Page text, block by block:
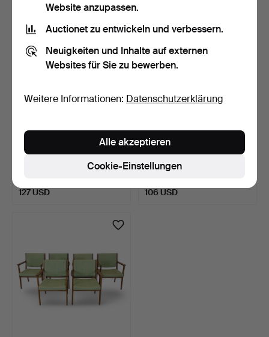
STÜHLE, 4 Stk., Bjärnum
Slöjdfabrik, Mitte…
127 USD
HOCKER, 3 St., Metall mit
Sitzfläche in ro…
7 Tage
106 USD
Website anzupassen.
Auctionet zu entwickeln und verbessern.
Neuigkeiten und Inhalte auf externen
Websites für Sie zu bewerben.
Weitere Informationen: Datenschutzerklärung
Cookie-Einstellungen
Alle akzeptieren